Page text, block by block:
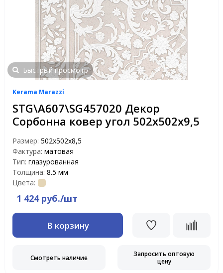
Быстрый просмотр
Kerama Marazzi
STG\A607\SG457020 Декор
Сорбонна ковер угол 502х502х9,5
Размер: 502х502х8,5
Фактура: матовая
Тип: глазурованная
Толщина: 8.5 мм
Цвета:
1 424 руб./шт
В корзину
Смотреть наличие
Запросить оптовую
цену